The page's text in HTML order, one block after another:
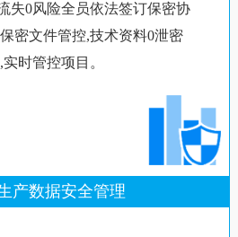
失0风险全员依法签订保密协
密文件管控,技术资料0泄密
时管控项目。
产数据安全管理